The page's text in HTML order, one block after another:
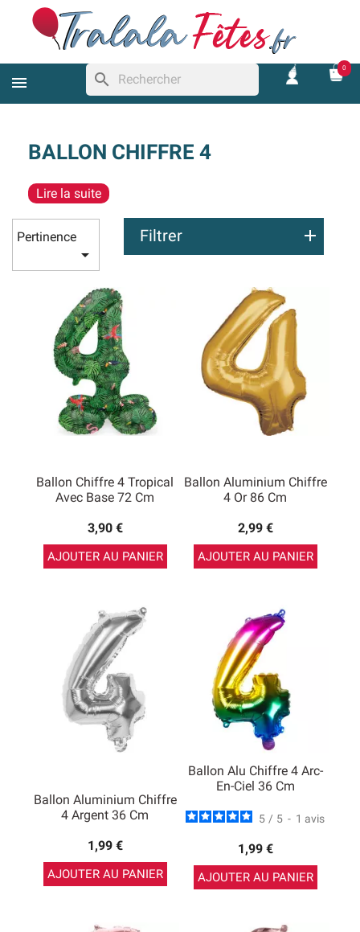
search
0
BALLON CHIFFRE 4
Lire la suite
Pertinence

Filtrer
Ballon Chiffre 4 Tropical
Avec Base 72 Cm
3,90 €
AJOUTER AU PANIER
Ballon Aluminium Chiffre
4 Or 86 Cm
2,99 €
AJOUTER AU PANIER
Ballon Aluminium Chiffre
4 Argent 36 Cm
1,99 €
AJOUTER AU PANIER
Ballon Alu Chiffre 4 Arc-
En-Ciel 36 Cm
5 / 5 - 1 avis
1,99 €
AJOUTER AU PANIER